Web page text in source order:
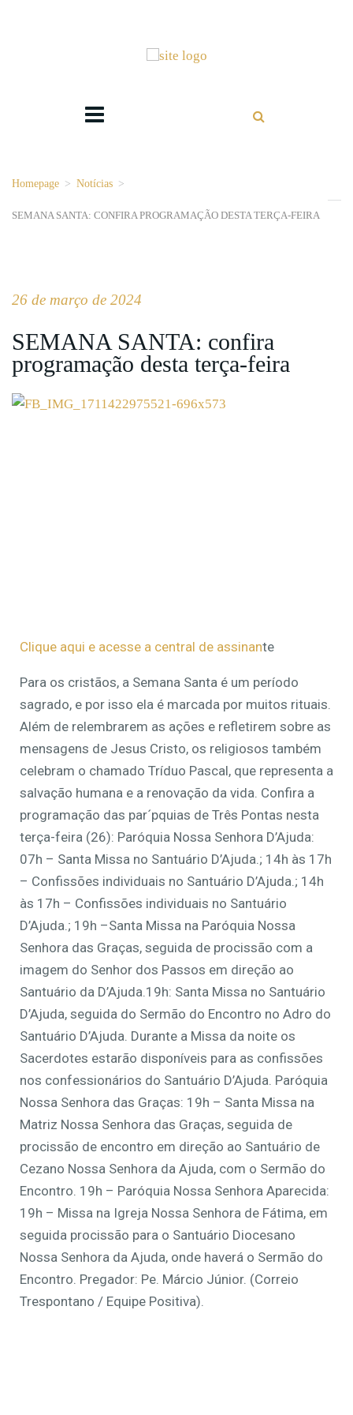
Homepage > Notícias >
SEMANA SANTA: CONFIRA PROGRAMAÇÃO DESTA TERÇA-FEIRA
26 de março de 2024
SEMANA SANTA: confira
programação desta terça-feira
Clique aqui e acesse a central de assinante
Para os cristãos, a Semana Santa é um período
sagrado, e por isso ela é marcada por muitos rituais.
Além de relembrarem as ações e refletirem sobre as
mensagens de Jesus Cristo, os religiosos também
celebram o chamado Tríduo Pascal, que representa a
salvação humana e a renovação da vida. Confira a
programação das par´pquias de Três Pontas nesta
terça-feira (26): Paróquia Nossa Senhora D’Ajuda:
07h – Santa Missa no Santuário D’Ajuda.; 14h às 17h
– Confissões individuais no Santuário D’Ajuda.; 14h
às 17h – Confissões individuais no Santuário
D’Ajuda.; 19h –Santa Missa na Paróquia Nossa
Senhora das Graças, seguida de procissão com a
imagem do Senhor dos Passos em direção ao
Santuário da D’Ajuda.19h: Santa Missa no Santuário
D’Ajuda, seguida do Sermão do Encontro no Adro do
Santuário D’Ajuda. Durante a Missa da noite os
Sacerdotes estarão disponíveis para as confissões
nos confessionários do Santuário D’Ajuda. Paróquia
Nossa Senhora das Graças: 19h – Santa Missa na
Matriz Nossa Senhora das Graças, seguida de
procissão de encontro em direção ao Santuário de
Cezano Nossa Senhora da Ajuda, com o Sermão do
Encontro. 19h – Paróquia Nossa Senhora Aparecida:
19h – Missa na Igreja Nossa Senhora de Fátima, em
seguida procissão para o Santuário Diocesano
Nossa Senhora da Ajuda, onde haverá o Sermão do
Encontro. Pregador: Pe. Márcio Júnior. (Correio
Trespontano / Equipe Positiva).